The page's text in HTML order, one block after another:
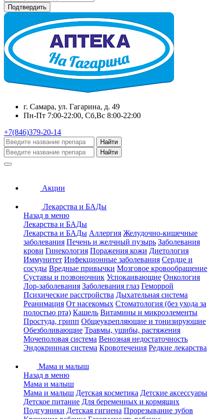
г. Самара, ул. Гагарина, д. 49
Пн-Пт 7:00-22:00, Сб,Вс 8:00-22:00
+7(846)379-20-14
Найти
Найти
Акции
Лекарства и БАДы
Назад в меню
Лекарства и БАДы
Лекарства и БАДы Аллергия Желудочно-кишечные
заболевания Печень и желчный пузырь Заболевания
крови Гинекология Поражения кожи Диетология
Иммунитет Инфекционные заболевания Сердце и
сосуды Вредные привычки Мозговое кровообращение
Суставы и позвоночник Успокаивающие Онкология
Лор-заболевания Заболевания глаз Геморрой
Психические расстройства Дыхательная система
Реанимация От насекомых Стоматология (без ухода за
полостью рта) Кашель Витамины и микроэлементы
Простуда, грипп Общеукрепляющие и тонизирующие
Обезболивающие Травмы, ушибы, растяжения
Мочеполовая система Венозная недостаточность
Эндокринная система Кровотечения Редкие лекарства
Мама и малыш
Назад в меню
Мама и малыш
Мама и малыш Детская косметика Детские аксессуары
Детское питание Для беременных и кормящих
Подгузники Детская гигиена Прорезывание зубов